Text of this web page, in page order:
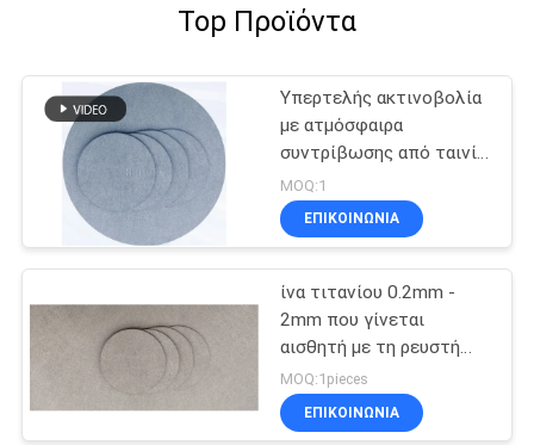
Top Προϊόντα
Υπερτελής ακτινοβολία
με ατμόσφαιρα
συντρίβωσης από ταινία
ινών τιτανίου
MOQ:1
ΕΠΙΚΟΙΝΩΝΙΑ
ίνα τιτανίου 0.2mm -
2mm που γίνεται
αισθητή με τη ρευστή
δυναμική απόδοση
MOQ:1pieces
ΕΠΙΚΟΙΝΩΝΙΑ